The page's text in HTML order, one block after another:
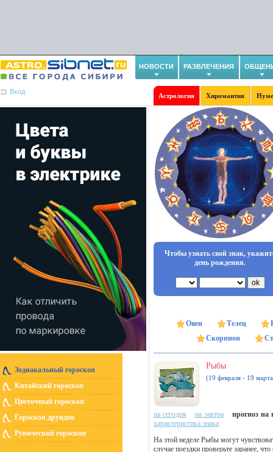
НОВОСТИ РАЗВЛЕЧЕНИЯ
Вход
Астрология Хиромантия
Зодиакальный гороскоп
Китайский гороскоп
Цветочный гороскоп
Гороскоп друидов
Рунический гороскоп
Чтобы узнать свой знак,
день рождения.
Овен Телец
Скорпион
Рыбы
(19 февраля - 19
на сегодня на завтра
прогноз на
характеристика знака
На этой неделе Рыбы могут
случае поездки проверьте заранее,